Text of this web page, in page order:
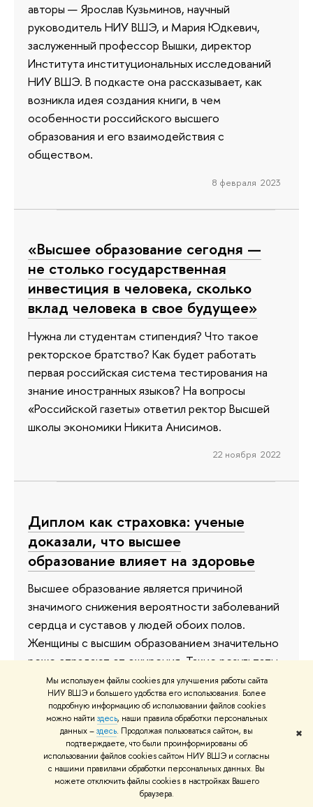
Мы используем файлы cookies для улучшения работы сайта
НИУ ВШЭ и большего удобства его использования. Более
подробную информацию об использовании файлов cookies
можно найти здесь, наши правила обработки персональных
данных –здесь. Продолжая пользоваться сайтом, вы
подтверждаете, что были проинформированы об
использовании файлов cookies сайтом НИУ ВШЭ и согласны
с нашими правилами обработки персональных данных. Вы
можете отключить файлы cookies в настройках Вашего
браузера.
✖
авторы — Ярослав Кузьминов, научный
руководитель НИУ ВШЭ, и Мария Юдкевич,
заслуженный профессор Вышки, директор
Института институциональных исследований
НИУ ВШЭ. В подкасте она рассказывает, как
возникла идея создания книги, в чем
особенности российского высшего
образования и его взаимодействия с
обществом.
8 февраля 2023
«Высшее образование сегодня —
не столько государственная
инвестиция в человека, сколько
вклад человека в свое будущее»
Нужна ли студентам стипендия? Что такое
ректорское братство? Как будет работать
первая российская система тестирования на
знание иностранных языков? На вопросы
«Российской газеты» ответил ректор Высшей
школы экономики Никита Анисимов.
22 ноября 2022
Диплом как страховка: ученые
доказали, что высшее
образование влияет на здоровье
Высшее образование является причиной
значимого снижения вероятности заболеваний
сердца и суставов у людей обоих полов.
Женщины с высшим образованием значительно
реже страдают от ожирения. Такие результаты
показало исследование Высшей школы
экономики. Воздействие высшего образования
на здоровье обсуждали на вебинаре онлайн-
магистратуры «Экономический анализ» ВШЭ.
12 июля 2022